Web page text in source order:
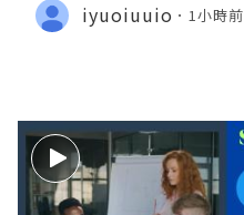
iyuoiuuio 1小時前